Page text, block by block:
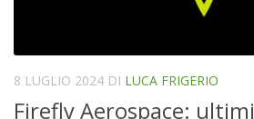
8 LUGLIO 2024 DI LUCA FRIGERIO
Firefly Aerospace: ultimi